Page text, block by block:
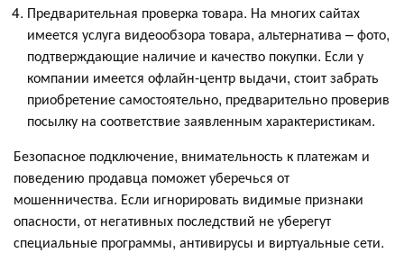
Предварительная проверка товара. На многих сайтах
имеется услуга видеообзора товара, альтернатива – фото,
подтверждающие наличие и качество покупки. Если у
компании имеется офлайн-центр выдачи, стоит забрать
приобретение самостоятельно, предварительно проверив
посылку на соответствие заявленным характеристикам.
Безопасное подключение, внимательность к платежам и
поведению продавца поможет уберечься от
мошенничества. Если игнорировать видимые признаки
опасности, от негативных последствий не уберегут
специальные программы, антивирусы и виртуальные сети.